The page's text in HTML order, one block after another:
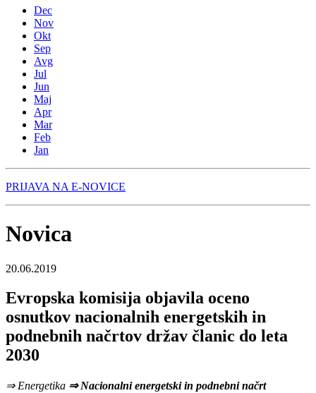
Dec
Nov
Okt
Sep
Avg
Jul
Jun
Maj
Apr
Mar
Feb
Jan
PRIJAVA NA E-NOVICE
Novica
20.06.2019
Evropska komisija objavila oceno
osnutkov nacionalnih energetskih in
podnebnih načrtov držav članic do leta
2030
⇒ Energetika ⇒ Nacionalni energetski in podnebni načrt